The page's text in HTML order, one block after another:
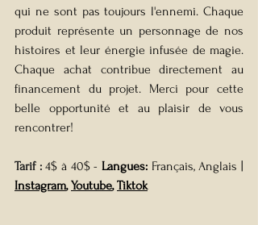
qui ne sont pas toujours l'ennemi. Chaque
produit représente un personnage de nos
histoires et leur énergie infusée de magie.
Chaque achat contribue directement au
financement du projet. Merci pour cette
belle opportunité et au plaisir de vous
rencontrer!
Tarif : 4$ à 40$ - Langues:
Instagram, Youtube, Tiktok